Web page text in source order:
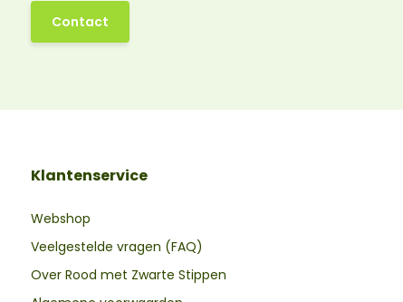
Contact
Klantenservice
Webshop
Veelgestelde vragen (FAQ)
Over Rood met Zwarte Stippen